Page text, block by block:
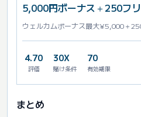
5,000円ボーナス＋250フ
ウェルカムボーナス最大¥5,000＋
4.70
評価
30X
賭け条件
70
有効期限
まとめ